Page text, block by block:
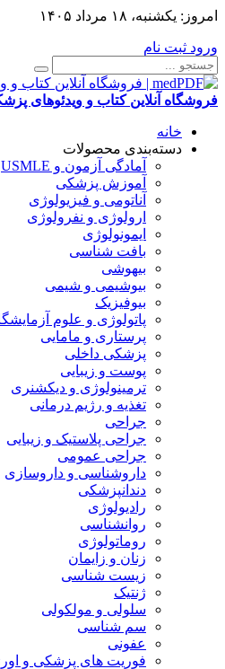
امروز: یکشنبه، ۱۸ مرداد ۱۴۰۵
ورود ثبت نام
فروشگاه آنلاین کتاب و ویدئوهای
خانه
دسته‌بندی محصولات
آمادگی آزمون و USMLE
آموزش پزشکی
آناتومی و فیزیولوژی
ارولوژی و نفرولوژی
ایمونولوژی
بافت شناسی
بیهوشی
بیوشیمی و شیمی
بیوفیزیک
پاتولوژی و علوم
پرستاری و مامایی
پزشکی داخلی
پوست و زیبایی
ترمینولوژی و دیکشنری
تغذیه و رژیم درمانی
جراحی
جراحی پلاستیک و زیبایی
جراحی عمومی
داروشناسی و داروسازی
دندانپزشکی
رادیولوژی
روانشناسی
روماتولوژی
زنان و زایمان
زیست شناسی
ژنتیک
سلولی و مولکولی
سم شناسی
عفونی
فوریت های پزشکی و